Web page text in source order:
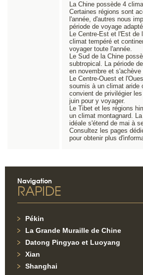
La Chine possède 4
Certaines régions sont
l'année, d'autres nous
période de voyage
Le Centre-Est et l'Est de
climat tempéré et
voyager toute l'année.
Le Sud de la Chine
subtropical. La période
en novembre et s'achève
Le Centre-Ouest et
soumis à un climat aride
convient de privilégier
juin pour y voyager.
Le Tibet et les régions
un climat montagnard.
idéale s'étend de mai à
Consultez les pages
pour obtenir plus
Navigation
RAPIDE
Pékin
La Grande Muraille de Chine
Datong Pingyao et Luoyang
Xian
Shanghai